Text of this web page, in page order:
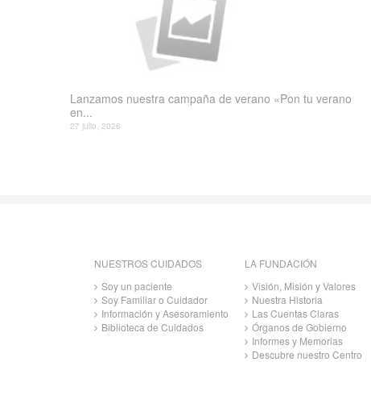
Lanzamos nuestra campaña de verano «Pon tu verano
en...
27 julio, 2026
NUESTROS CUIDADOS
Soy un paciente
Soy Familiar o Cuidador
Información y Asesoramiento
Biblioteca de Cuidados
LA FUNDACIÓN
Visión, Misión y Valores
Nuestra Historia
Las Cuentas Claras
Órganos de Gobierno
Informes y Memorias
Descubre nuestro Centro